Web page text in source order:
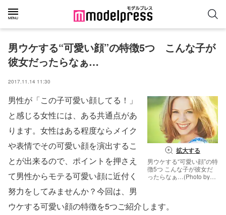
男ウケする“可愛い顔”の特徴5つ　こんな子が
彼女だったらなぁ…
2017.11.14 11:30
拡大する
男ウケする“可愛い顔”の特
徴5つ こんな子が彼女だ
ったらなぁ…(Photo by
男性が「この子可愛い顔してる！」
と感じる女性には、ある共通点があ
ります。女性はある程度ならメイク
や表情でその可愛い顔を演出するこ
とが出来るので、ポイントを押さえ
て男性からモテる可愛い顔に近付く
努力をしてみませんか？今回は、男
ウケする可愛い顔の特徴を5つご紹介します。